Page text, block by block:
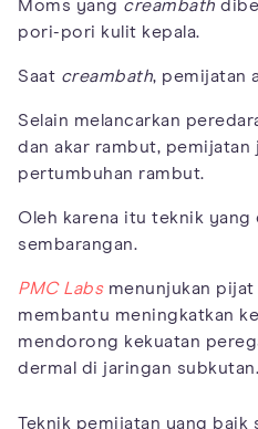
Moms yang creambath
pori-pori kulit kepala.
Saat creambath, pemijatan
Selain melancarkan
dan akar rambut, pemijatan
pertumbuhan rambut.
Oleh karena itu teknik yang
sembarangan.
PMC Labsmenunjukan pijat
membantu meningkatkan
mendorong kekuatan
dermal di jaringan subkutan.
Teknik pemijatan yang baik